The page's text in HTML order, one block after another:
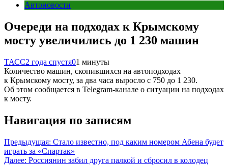
Автоновости
Очереди на подходах к Крымскому
мосту увеличились до 1 230 машин
ТАСС2 года спустя01 минуты
Количество машин, скопившихся на автоподходах
к Крымскому мосту, за два часа выросло с 750 до 1 230.
Об этом сообщается в Telegram-канале о ситуации на подходах
к мосту.
Навигация по записям
Предыдущая: Стало известно, под каким номером Абена будет
играть за «Спартак»
Далее: Россиянин забил друга палкой и сбросил в колодец